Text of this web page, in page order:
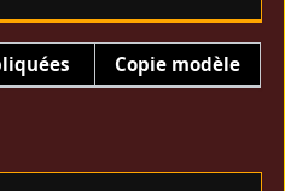
Copie modèle